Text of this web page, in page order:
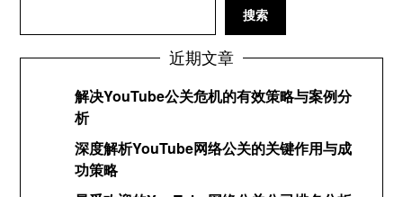
搜索
近期文章
解决YouTube公关危机的有效策略与案例分
析
深度解析YouTube网络公关的关键作用与成
功策略